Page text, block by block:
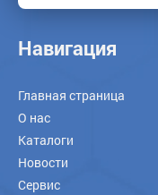
Навигация
Главная страница
О нас
Каталоги
Новости
Сервис